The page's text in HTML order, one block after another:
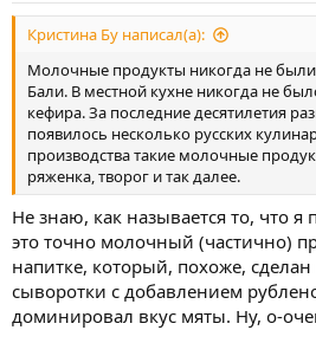
Кристина Бу написал(а):
Молочные продукты никогда не
Бали. В местной кухне никогда не
кефира. За последние десятилетия
появилось несколько русских
производства такие молочные
ряженка, творог и так далее.
Не знаю, как называется то, что
это точно молочный (частично)
напитке, который, похоже,
сыворотки с добавлением
доминировал вкус мяты. Ну, о-